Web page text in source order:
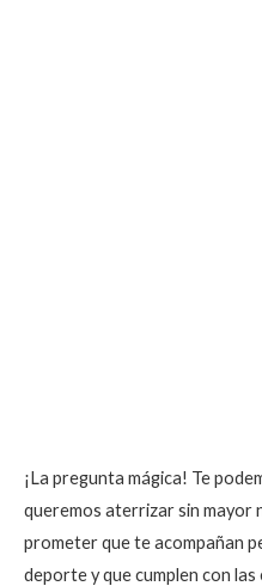
¡La pregunta mágica! Te
queremos aterrizar sin mayor
prometer que te acompañan
deporte y que cumplen con